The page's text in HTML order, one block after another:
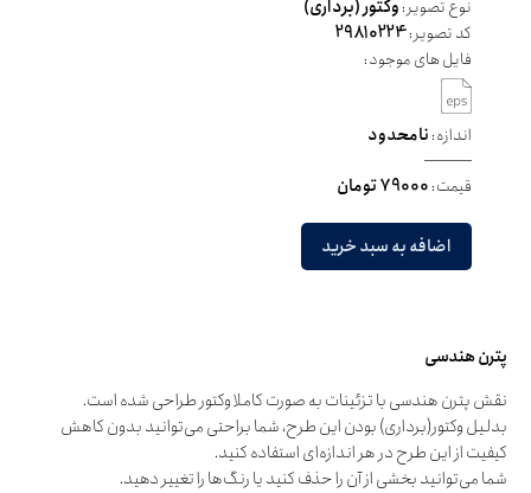
نوع تصویر:وکتور (برداری)
کد تصویر:29810224
فایل های موجود:
اندازه:نامحدود
قیمت:79000 تومان
اضافه به سبد خرید
پترن هندسی
نقش پترن هندسی با تزئینات به صورت کاملا وکتور طراحی شده است.
بدلیل وکتور(برداری) بودن این طرح، شما براحتی می‌توانید بدون کاهش
کیفیت از این طرح در هر اندازه‌ای استفاده کنید.
شما می‌توانید بخشی از آن را حذف کنید یا رنگ‌ها را تغییر دهید.